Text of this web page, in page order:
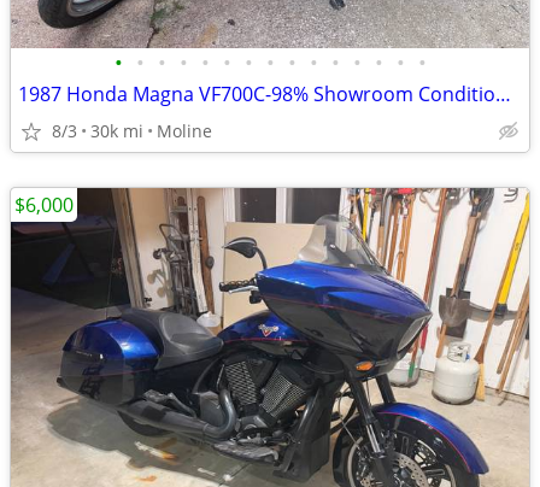
• • • • • • • • • • • • • • •
1987 Honda Magna VF700C-98% Showroom Condition-Original
8/3 30k mi Moline
$6,000